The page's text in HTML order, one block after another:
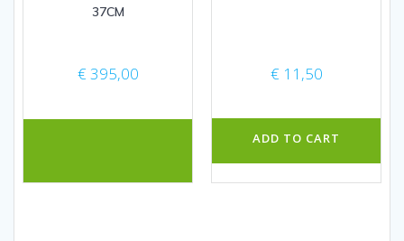
37CM
€ 395,00 € 11,50
ADD TO CART